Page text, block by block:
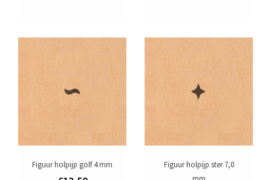
Figuur holpijp golf 4 mm
Figuur holpijp ster 7,0